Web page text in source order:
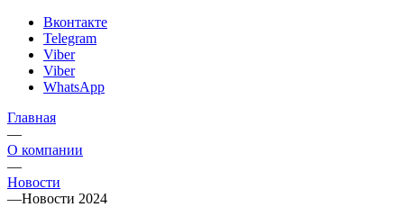
Вконтакте
Telegram
Viber
Viber
WhatsApp
Главная
—
О компании
—
Новости
—Новости 2024